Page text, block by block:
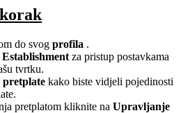
do svog profila .
za pristup postavkama
tvrtku.
pretplate kako biste vidjeli pojedinosti
pretplatom kliknite na Upravljanje